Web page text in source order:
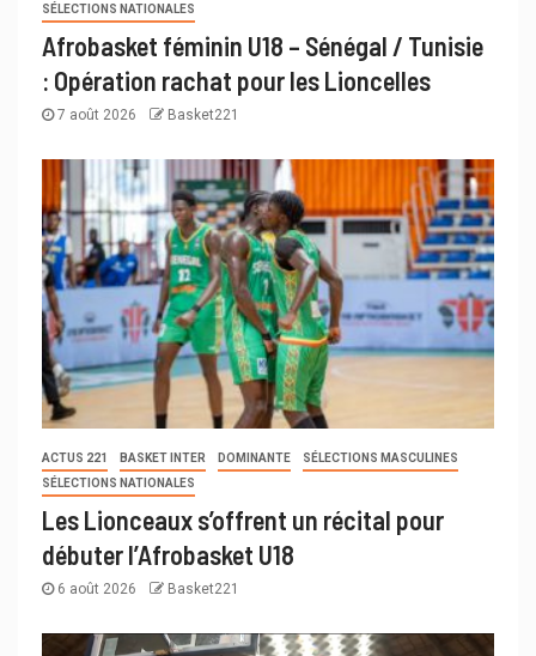
SÉLECTIONS NATIONALES
Afrobasket féminin U18 – Sénégal / Tunisie
: Opération rachat pour les Lioncelles
7 août 2026 Basket221
ACTUS 221 BASKET INTER DOMINANTE
SÉLECTIONS MASCULINES
SÉLECTIONS NATIONALES
Les Lionceaux s’offrent un récital pour
débuter l’Afrobasket U18
6 août 2026 Basket221